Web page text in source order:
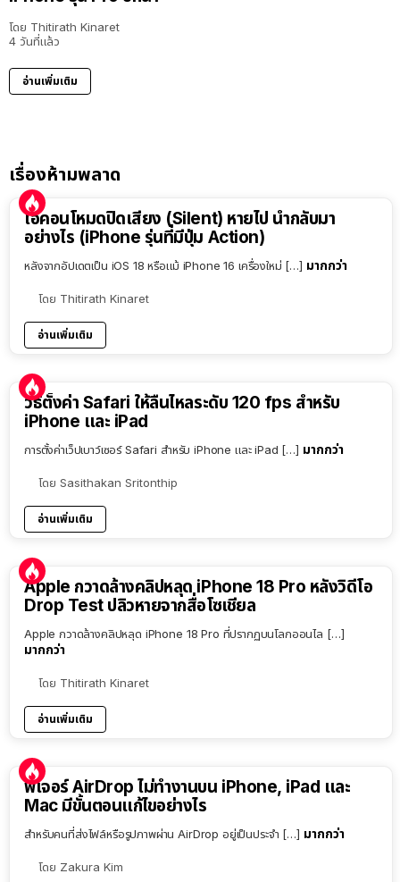
โดย Thitirath Kinaret
4 วันที่แล้ว
อ่านเพิ่มเติม
เรื่องห้ามพลาด
ไอคอนโหมดปิดเสียง (Silent) หายไป นำกลับมา
อย่างไร (iPhone รุ่นที่มีปุ่ม Action)
หลังจากอัปเดตเป็น iOS 18 หรือแม้ iPhone 16 เครื่องใหม่ […] มากกว่า
โดย Thitirath Kinaret
อ่านเพิ่มเติม
วิธีตั้งค่า Safari ให้ลื่นไหลระดับ 120 fps สำหรับ
iPhone และ iPad
การตั้งค่าเว็ปเบาว์เซอร์ Safari สำหรับ iPhone และ iPad […] มากกว่า
โดย Sasithakan Sritonthip
อ่านเพิ่มเติม
Apple กวาดล้างคลิปหลุด iPhone 18 Pro หลังวิดีโอ
Drop Test ปลิวหายจากสื่อโซเชียล
Apple กวาดล้างคลิปหลุด iPhone 18 Pro ที่ปรากฏบนโลกออนไล […]
มากกว่า
โดย Thitirath Kinaret
อ่านเพิ่มเติม
ฟีเจอร์ AirDrop ไม่ทำงานบน iPhone, iPad และ
Mac มีขั้นตอนแก้ไขอย่างไร
สำหรับคนที่ส่งไฟล์หรือรูปภาพผ่าน AirDrop อยู่เป็นประจำ […] มากกว่า
โดย Zakura Kim